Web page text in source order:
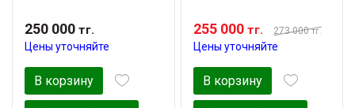
250 000 тг.
Цены уточняйте
В корзину
255 000тг. 273 000тг.
Цены уточняйте
В корзину